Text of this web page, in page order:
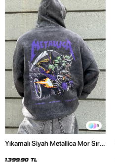
9
Yıkamalı Siyah Metallica Mor Sırt
Hoodie
1.399,90 TL